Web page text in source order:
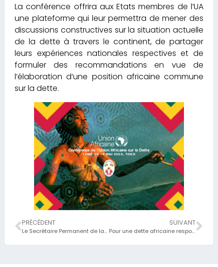
La conférence offrira aux Etats membres de l’UA
une plateforme qui leur permettra de mener des
discussions constructives sur la situation actuelle
de la dette à travers le continent, de partager
leurs expériences nationales respectives et de
formuler des recommandations en vue de
l’élaboration d’une position africaine commune
sur la dette.
PRÉCÉDENT
Le Secrétaire Permanent de la Cellule CEDEAO-UEMOA monsieur Essokiza ANAKPA ouvre un atelier national consacré à la vulgarisation de la Directive n°02/2023/CM/UEMOA;
SUIVANT
Pour une dette africaine responsable